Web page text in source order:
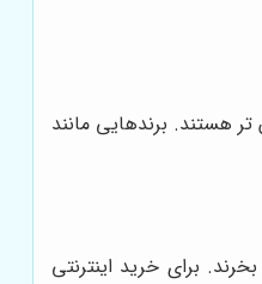
هستند. برندهایی مانند
برای خرید اینترنتی